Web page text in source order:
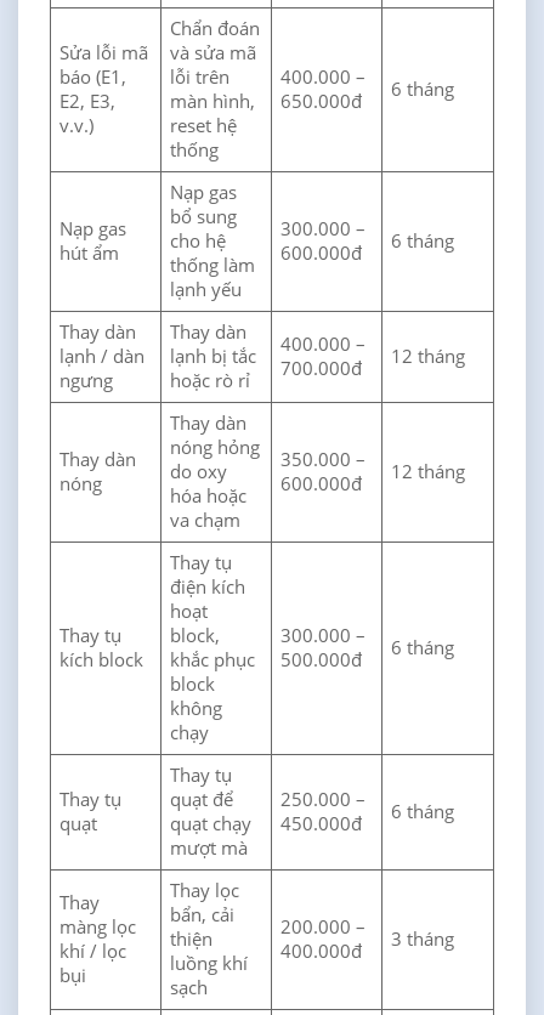
Sửa lỗi mã
báo (E1,
E2, E3,
v.v.)
Chẩn đoán
và sửa mã
lỗi trên
màn hình,
reset hệ
thống
400.000 –
650.000đ
6 tháng
Nạp gas
hút ẩm
Nạp gas
bổ sung
cho hệ
thống làm
lạnh yếu
300.000 –
600.000đ
6 tháng
Thay dàn
lạnh / dàn
ngưng
Thay dàn
lạnh bị tắc
hoặc rò rỉ
400.000 –
700.000đ
12 tháng
Thay dàn
nóng
Thay dàn
nóng hỏng
do oxy
hóa hoặc
va chạm
350.000 –
600.000đ
12 tháng
Thay tụ
kích block
Thay tụ
điện kích
hoạt
block,
khắc phục
block
không
chạy
300.000 –
500.000đ
6 tháng
Thay tụ
quạt
Thay tụ
quạt để
quạt chạy
mượt mà
250.000 –
450.000đ
6 tháng
Thay
màng lọc
khí / lọc
bụi
Thay lọc
bẩn, cải
thiện
luồng khí
sạch
200.000 –
400.000đ
3 tháng